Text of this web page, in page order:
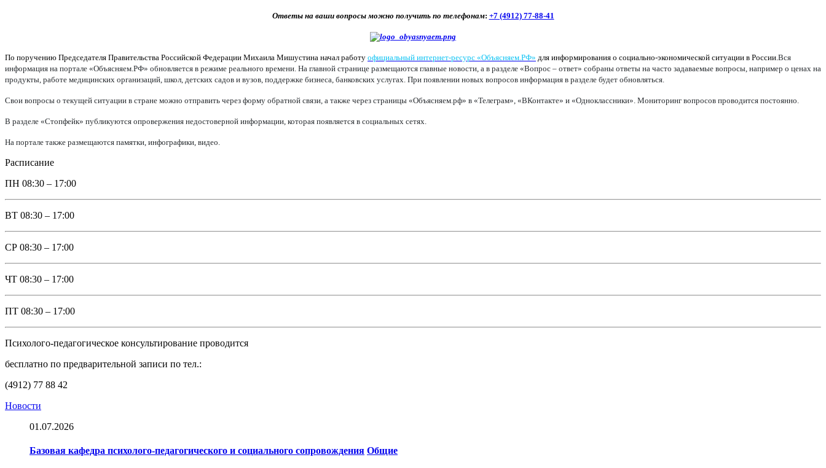
Ответы на ваши вопросы можно получить по телефонам: +7 (4912) 77-88-41
По поручению Председателя Правительства Российской Федерации Михаила Мишустина начал работу официальный интернет-ресурс «Объясняем.РФ» для информирования о социально-экономической ситуации в России. Вся
информация на портале «Объясняем.РФ» обновляется в режиме реального времени. На главной странице размещаются главные новости, а в разделе «Вопрос – ответ» собраны ответы на часто задаваемые вопросы, например о ценах на
продукты, работе медицинских организаций, школ, детских садов и вузов, поддержке бизнеса, банковских услугах. При появлении новых вопросов информация в разделе будет обновляться.
Свои вопросы о текущей ситуации в стране можно отправить через форму обратной связи, а также через страницы «Объясняем.рф» в «Телеграм», «ВКонтакте» и «Одноклассники». Мониторинг вопросов проводится постоянно.
В разделе «Стопфейк» публикуются опровержения недостоверной информации, которая появляется в социальных сетях.
На портале также размещаются памятки, инфографики, видео.
Расписание
ПН 08:30 – 17:00
ВТ 08:30 – 17:00
СР 08:30 – 17:00
ЧТ 08:30 – 17:00
ПТ 08:30 – 17:00
Психолого-педагогическое консультирование проводится
бесплатно по предварительной записи по тел.:
(4912) 77 88 42
Новости
01.07.2026
Базовая кафедра психолого-педагогического и социального сопровождения Общие